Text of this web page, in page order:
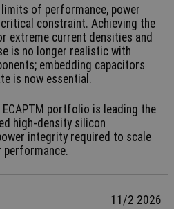
of performance, power
constraint. Achieving the
extreme current densities and
is no longer realistic with
embedding capacitors
is now essential.
ECAPTM portfolio is leading the
high-density silicon
integrity required to scale
performance.
11/2 2026